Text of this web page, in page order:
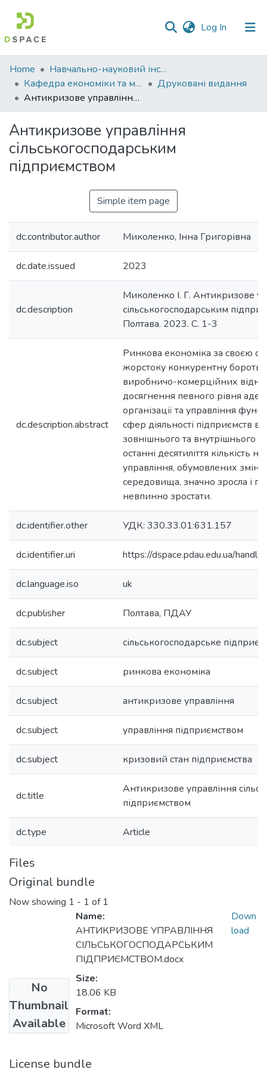
Log In (current)
Communities
&
Collections
Statistics
Home
Навчально-науковий інститут економіки, управління, права та інформаційних технологій
Кафедра економіки та міжнародних економічних відносин
Друковані видання
Антикризове управління сільськогосподарським підприємством
Антикризове управління
сільськогосподарським
підприємством
Simple item page
dc.contributor.author Миколенко, Інна Григорівна
dc.date.issued 2023
dc.description
Миколенко І. Г. Антикризове
сільськогосподарським
Полтава. 2023. С. 1-3
dc.description.abstract
Ринкова економіка за своєю
жорстоку конкурентну
виробничо-комерційних
досягнення певного рівня
організації та управління
сфер діяльності підприємств
зовнішнього та внутрішнього
останні десятиліття кількість
управління, обумовлених
середовища, значно зросла і
невпинно зростати.
dc.identifier.other УДК: 330.33.01:631.157
dc.identifier.uri https://dspace.pdau.edu.ua/
dc.language.iso uk
dc.publisher Полтава, ПДАУ
dc.subject сільськогосподарське
dc.subject ринкова економіка
dc.subject антикризове управління
dc.subject управління підприємством
dc.subject кризовий стан підприємства
dc.title
Антикризове управління
підприємством
dc.type Article
Files
Original bundle
Now showing 1 - 1 of 1
No
Thumbnail
Available
Name:
АНТИКРИЗОВЕ УПРАВЛІННЯ
СІЛЬСЬКОГОСПОДАРСЬКИМ
ПІДПРИЄМСТВОМ.docx
Size:
18.06 KB
Format:
Microsoft Word XML
Down
load
License bundle